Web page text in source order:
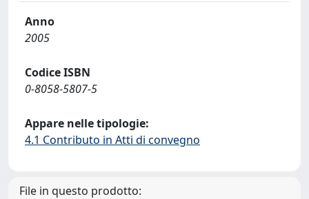
Anno
2005
Codice ISBN
0-8058-5807-5
Appare nelle tipologie:
4.1 Contributo in Atti di convegno
File in questo prodotto: